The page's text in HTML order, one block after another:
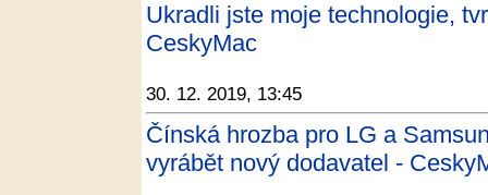
Ukradli jste moje technologie,
CeskyMac
30. 12. 2019, 13:45
Čínská hrozba pro LG a
vyrábět nový dodavatel -